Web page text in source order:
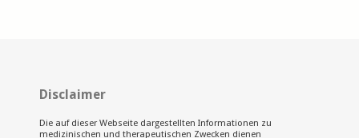
Disclaimer
Die auf dieser Webseite dargestellten Informationen zu
medizinischen und therapeutischen Zwecken dienen